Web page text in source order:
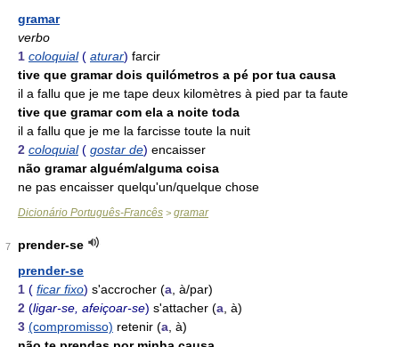
gramar
verbo
1 coloquial ( aturar) farcir
tive que gramar dois quilómetros a pé por tua causa
il a fallu que je me tape deux kilomètres à pied par ta faute
tive que gramar com ela a noite toda
il a fallu que je me la farcisse toute la nuit
2 coloquial ( gostar de) encaisser
não gramar alguém/alguma coisa
ne pas encaisser quelqu'un/quelque chose
Dicionário Português-Francês > gramar
7
prender-se
prender-se
1 ( ficar fixo) s'accrocher (a , à/par)
2 (ligar-se, afeiçoar-se) s'attacher (a , à)
3 (compromisso) retenir (a , à)